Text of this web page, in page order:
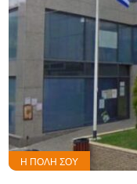
Η ΠΌΛΗ ΣΟΥ